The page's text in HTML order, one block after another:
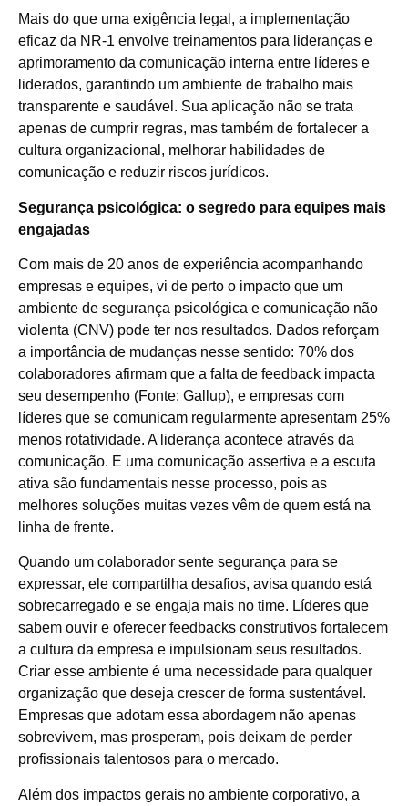
Mais do que uma exigência legal, a implementação
eficaz da NR-1 envolve treinamentos para lideranças e
aprimoramento da comunicação interna entre líderes e
liderados, garantindo um ambiente de trabalho mais
transparente e saudável. Sua aplicação não se trata
apenas de cumprir regras, mas também de fortalecer a
cultura organizacional, melhorar habilidades de
comunicação e reduzir riscos jurídicos.
Segurança psicológica: o segredo para equipes mais
engajadas
Com mais de 20 anos de experiência acompanhando
empresas e equipes, vi de perto o impacto que um
ambiente de segurança psicológica e comunicação não
violenta (CNV) pode ter nos resultados. Dados reforçam
a importância de mudanças nesse sentido: 70% dos
colaboradores afirmam que a falta de feedback impacta
seu desempenho (Fonte: Gallup), e empresas com
líderes que se comunicam regularmente apresentam 25%
menos rotatividade. A liderança acontece através da
comunicação. E uma comunicação assertiva e a escuta
ativa são fundamentais nesse processo, pois as
melhores soluções muitas vezes vêm de quem está na
linha de frente.
Quando um colaborador sente segurança para se
expressar, ele compartilha desafios, avisa quando está
sobrecarregado e se engaja mais no time. Líderes que
sabem ouvir e oferecer feedbacks construtivos fortalecem
a cultura da empresa e impulsionam seus resultados.
Criar esse ambiente é uma necessidade para qualquer
organização que deseja crescer de forma sustentável.
Empresas que adotam essa abordagem não apenas
sobrevivem, mas prosperam, pois deixam de perder
profissionais talentosos para o mercado.
Além dos impactos gerais no ambiente corporativo, a